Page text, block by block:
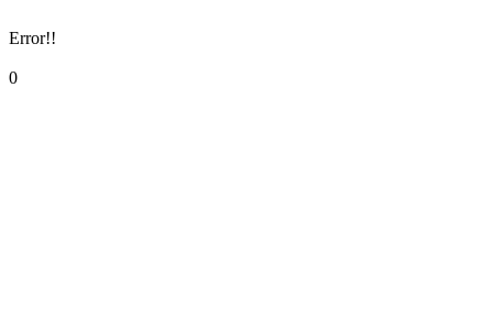
Error!!
0